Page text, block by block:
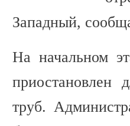
Западный,
На начальном
приостановлен
труб.